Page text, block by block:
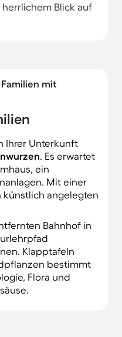
Blick auf
mit
Ihrer Unterkunft
. Es erwartet
ein
Mit einer
künstlich angelegten
Bahnhof in
Klapptafeln
bestimmt
Flora und